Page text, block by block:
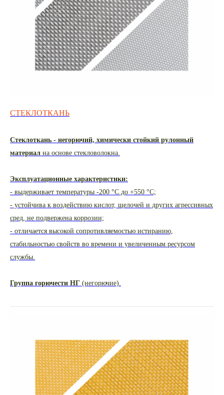
СТЕКЛОТКАНЬ
Стеклоткань - негорючий, химически стойкий рулонный
материал на основе стекловолокна.
Эксплуатационные характеристики:
- выдерживает температуры -200 °С до +550 °С;
- устойчива к воздействию кислот, щелочей и других агрессивных
сред, не подвержена коррозии;
- отличается высокой сопротивляемостью истиранию,
стабильностью свойств во времени и увеличенным ресурсом
службы.
Группа горючести НГ (негорючие).